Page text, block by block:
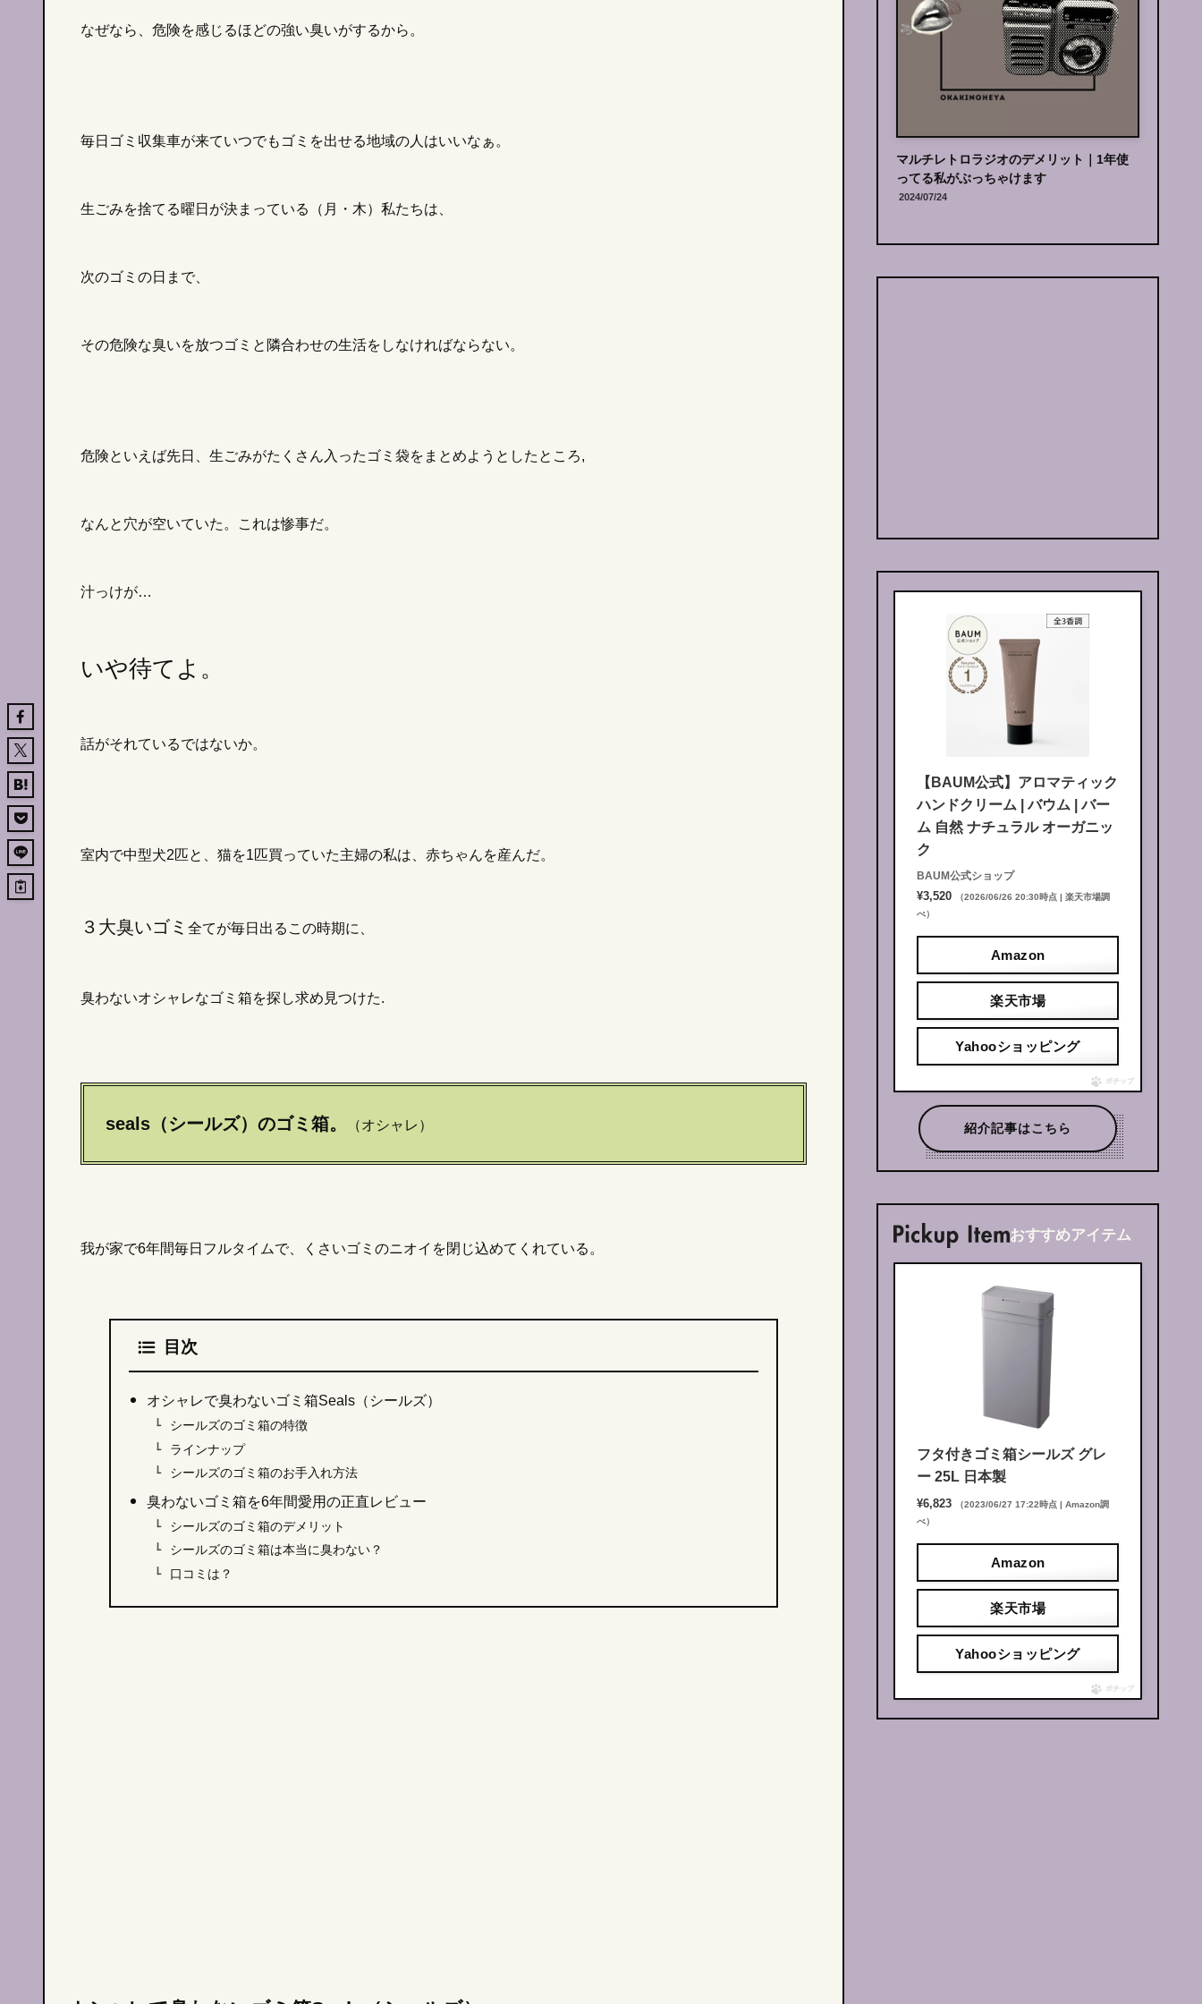
なぜなら、危険を感じるほどの強い臭いがするから。
毎日ゴミ収集車が来ていつでもゴミを出せる地域の人はいいなぁ。
生ごみを捨てる曜日が決まっている（月・木）私たちは、
次のゴミの日まで、
その危険な臭いを放つゴミと隣合わせの生活をしなければならない。
危険といえば先日、生ごみがたくさん入ったゴミ袋をまとめようとしたところ,
なんと穴が空いていた。これは惨事だ。
汁っけが…
いや待てよ。
話がそれているではないか。
室内で中型犬2匹と、猫を1匹買っていた主婦の私は、赤ちゃんを産んだ。
３大臭いゴミ 全てが毎日出るこの時期に、
臭わないオシャレなゴミ箱を探し求め見つけた.
seals（シールズ）のゴミ箱。 （オシャレ）
我が家で6年間毎日フルタイムで、くさいゴミのニオイを閉じ込めてくれている。
目次
オシャレで臭わないゴミ箱Seals（シールズ）
シールズのゴミ箱の特徴
ラインナップ
シールズのゴミ箱のお手入れ方法
臭わないゴミ箱を6年間愛用の正直レビュー
シールズのゴミ箱のデメリット
シールズのゴミ箱は本当に臭わない？
口コミは？
マルチレトロラジオのデメリット｜ 1年使
ってる私がぶっちゃけます
2024/07/24
【BAUM公式】アロマティック
ハンドクリーム | バウム | バー
ム 自然 ナチュラル オーガニッ
ク
BAUM公式ショップ
¥3,520
（2026/06/26 20:30時点 | 楽天市場調
べ）
Amazon
楽天市場
Yahooショッピング
ポチップ
紹介記事はこちら
おすすめアイテム
フタ付きゴミ箱シールズ グレ
ー 25L 日本製
¥6,823
（2023/06/27 17:22時点 | Amazon調
べ）
Amazon
楽天市場
Yahooショッピング
ポチップ